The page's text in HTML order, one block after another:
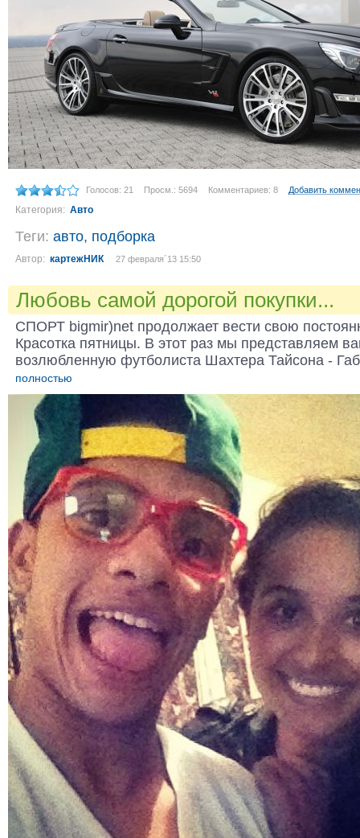
Голосов: 21 Просм.: 5694 Комментариев: 8 Добавить
Категория: Авто
Теги: авто, подборка
Автор: картежНИК 27 февраля´13 15:50
Любовь самой дорогой покупки...
СПОРТ bigmir)net продолжает вести свою
Красотка пятницы. В этот раз мы представляем
возлюбленную футболиста Шахтера Тайсона -
полностью